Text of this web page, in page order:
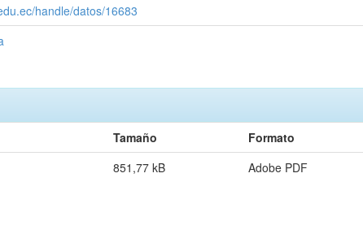
handle/datos/16683
Tamaño
Formato
851,77 kB Adobe PDF